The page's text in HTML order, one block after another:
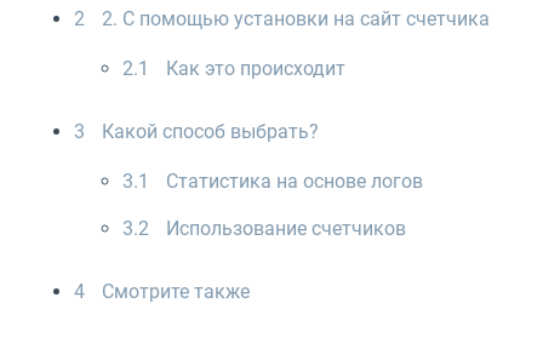
2 2. С помощью установки на сайт счетчика
2.1 Как это происходит
3 Какой способ выбрать?
3.1 Статистика на основе логов
3.2 Использование счетчиков
4 Смотрите также